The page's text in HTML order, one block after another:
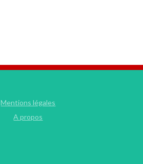
Mentions légales
A propos